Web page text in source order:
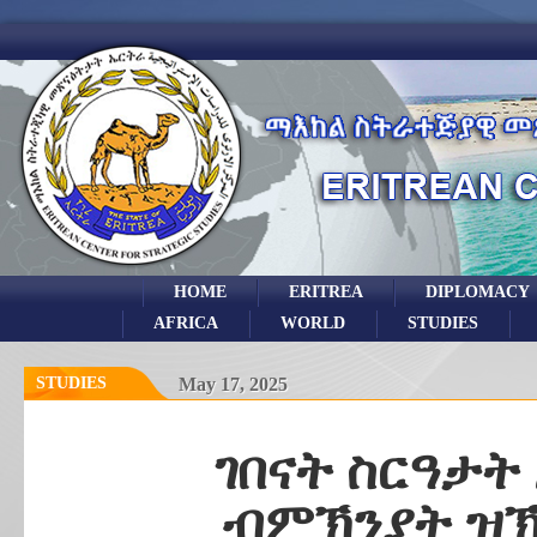
DIPLOMACY
ERITREA
HOME
STUDIES
WORLD
AFRICA
STUDIES May 17, 2025
ገበናት
ብምኽንያት